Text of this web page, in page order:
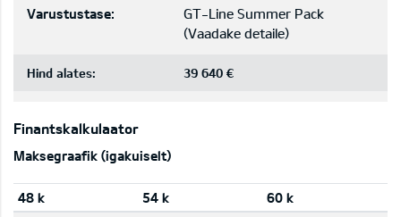
Varustustase:
GT-Line Summer Pack
(Vaadake detaile)
Hind alates: 39 640 €
Finantskalkulaator
Maksegraafik (igakuiselt)
48 k 54 k
60 k